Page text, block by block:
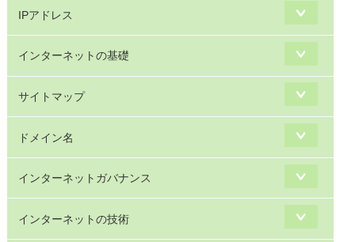
IPアドレス
インターネットの基礎
サイトマップ
ドメイン名
インターネットガバナンス
インターネットの技術